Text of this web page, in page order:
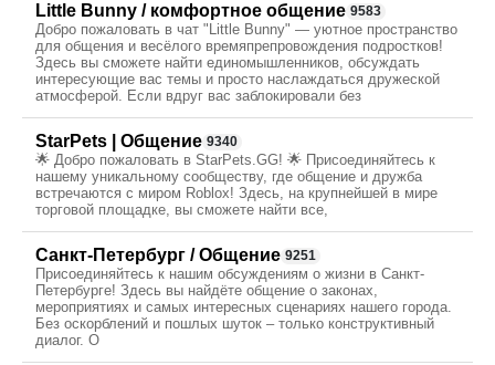
Little Bunny / комфортное общение 9583
Добро пожаловать в чат "Little Bunny" — уютное пространство
для общения и весёлого времяпрепровождения подростков!
Здесь вы сможете найти единомышленников, обсуждать
интересующие вас темы и просто наслаждаться дружеской
атмосферой. Если вдруг вас заблокировали без
StarPets | Общение 9340
🌟 Добро пожаловать в StarPets.GG! 🌟 Присоединяйтесь к
нашему уникальному сообществу, где общение и дружба
встречаются с миром Roblox! Здесь, на крупнейшей в мире
торговой площадке, вы сможете найти все,
Санкт-Петербург / Общение 9251
Присоединяйтесь к нашим обсуждениям о жизни в Санкт-
Петербурге! Здесь вы найдёте общение о законах,
мероприятиях и самых интересных сценариях нашего города.
Без оскорблений и пошлых шуток – только конструктивный
диалог. О